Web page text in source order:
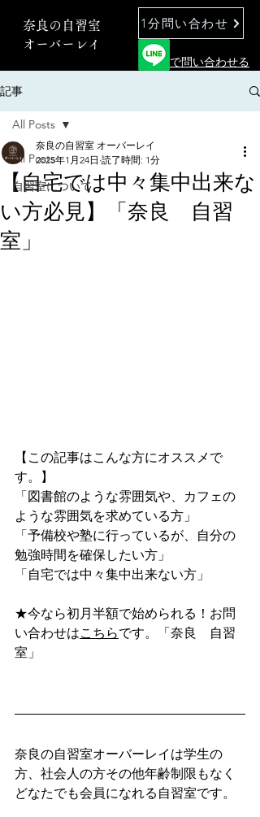
奈良の自習室
オーバーレイ
1分問い合わせ
で問い合わせる
記事
All Posts
自習室について
All Posts
【自宅では中々集中出来な
い方必見】「奈良 自習
室」
奈良の自習室 オーバーレイ
2025年1月24日 読了時間: 1分
【この記事はこんな方にオススメで
す。】
「図書館のような雰囲気や、カフェの
ような雰囲気を求めている方」
「予備校や塾に行っているが、自分の
勉強時間を確保したい方」
「自宅では中々集中出来ない方」
★今なら初月半額で始められる！お問
い合わせはこちらです。「奈良　自習
室」
奈良の自習室オーバーレイは学生の
方、社会人の方その他年齢制限もなく
どなたでも会員になれる自習室です。